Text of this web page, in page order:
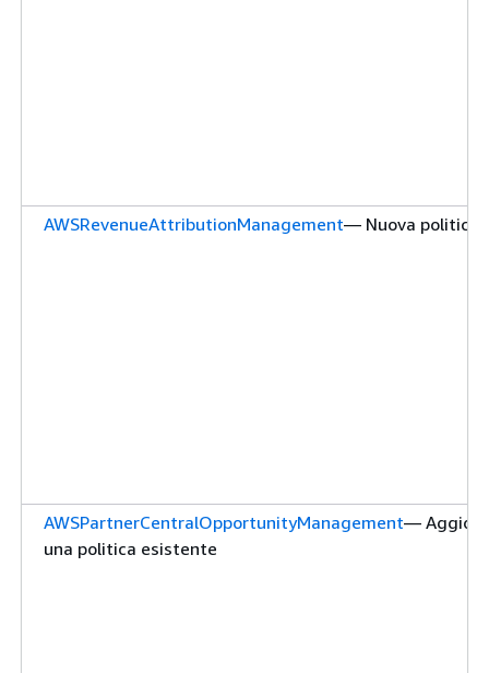
AWSRevenueAttributionManagement— Nuova politica
AWSPartnerCentralOpportunityManagement—
una politica esistente